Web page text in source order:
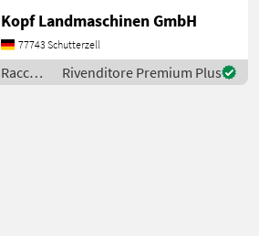
Betriebsstunden 2.668
Trommelstunden 1.524
Effektive Stunden 6.747 ha
40km/h MB R6-Zyl. OM 47
Kopf Landmaschinen GmbH
77743 Schutterzell
Raccolto
agricolo
Rivenditore Premium Plus